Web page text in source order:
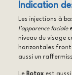
Indication
Les injections à
l’apparence faciale
niveau du visage
horizontales
aussi un